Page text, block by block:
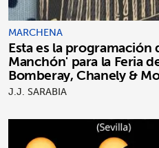
MARCHENA
Esta es la programación
Manchón' para la Feria
Bomberay, Chanely &
J.J. SARABIA